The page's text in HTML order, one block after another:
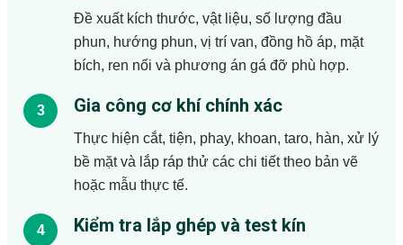
Đề xuất kích thước, vật liệu, số lượng đầu
phun, hướng phun, vị trí van, đồng hồ áp, mặt
bích, ren nối và phương án gá đỡ phù hợp.
Gia công cơ khí chính xác
Thực hiện cắt, tiện, phay, khoan, taro, hàn, xử lý
bề mặt và lắp ráp thử các chi tiết theo bản vẽ
hoặc mẫu thực tế.
Kiểm tra lắp ghép và test kín